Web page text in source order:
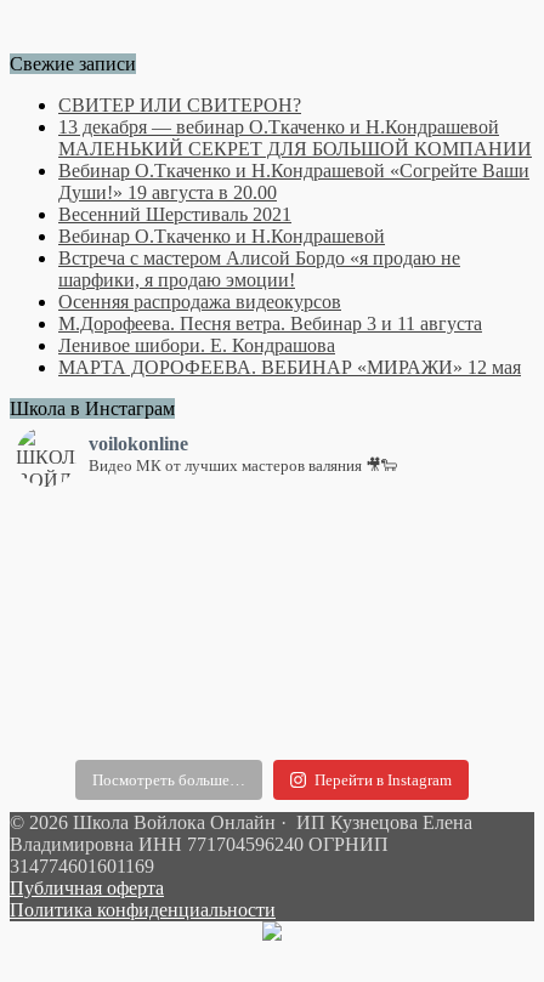
Свежие записи
СВИТЕР ИЛИ СВИТЕРОН?
13 декабря — вебинар О.Ткаченко и Н.Кондрашевой
МАЛЕНЬКИЙ СЕКРЕТ ДЛЯ БОЛЬШОЙ КОМПАНИИ
Вебинар О.Ткаченко и Н.Кондрашевой «Согрейте Ваши
Души!» 19 августа в 20.00
Весенний Шерстиваль 2021
Вебинар О.Ткаченко и Н.Кондрашевой
Встреча с мастером Алисой Бордо «я продаю не
шарфики, я продаю эмоции!
Осенняя распродажа видеокурсов
М.Дорофеева. Песня ветра. Вебинар 3 и 11 августа
Ленивое шибори. Е. Кондрашова
МАРТА ДОРОФЕЕВА. ВЕБИНАР «МИРАЖИ» 12 мая
Школа в Инстаграм
voilokonline
Видео МК от лучших мастеров валяния 🎥🐑
Посмотреть больше… Перейти в Instagram
© 2026 Школа Войлока Онлайн · ИП Кузнецова Елена
Владимировна ИНН 771704596240 ОГРНИП
314774601601169
Публичная оферта
Политика конфиденциальности